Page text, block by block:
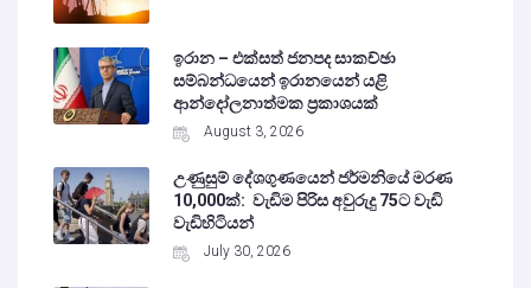
ඉරාන – එක්සත් ජනපද සාකච්ඡා
සම්බන්ධයෙන් ඉරානයෙන් යළි
ආන්දෝලනාත්මක ප්‍රකාශයක්
August 3, 2026
උණුසුම් දේශගුණයෙන් ජර්මනියේ මරණ
10,000ක්: වැඩිම පිරිස අවුරුදු 75ට වැඩි
වැඩිහිටියන්
July 30, 2026